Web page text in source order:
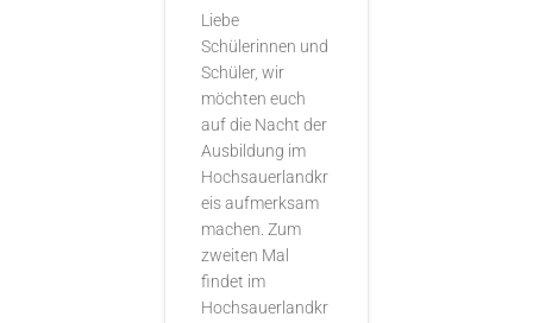
Liebe
Schülerinnen und
Schüler, wir
möchten euch
auf die Nacht der
Ausbildung im
Hochsauerlandkr
eis aufmerksam
machen. Zum
zweiten Mal
findet im
Hochsauerlandkr